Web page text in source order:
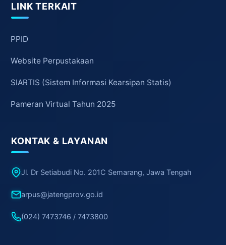
LINK TERKAIT
PPID
Website Perpustakaan
SIARTIS (Sistem Informasi Kearsipan Statis)
Pameran Virtual Tahun 2025
KONTAK & LAYANAN
Jl. Dr Setiabudi No. 201C Semarang, Jawa Tengah
arpus@jatengprov.go.id
(024) 7473746 / 7473800